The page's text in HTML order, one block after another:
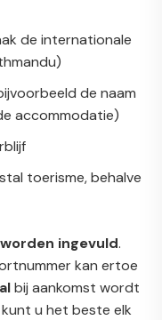
de internationale
de naam
accommodatie)
toerisme, behalve
ingevuld.
kan ertoe
bij aankomst wordt
u het beste elk